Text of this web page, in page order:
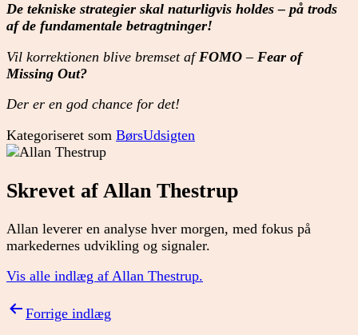
De tekniske strategier skal naturligvis holdes – på trods
af de fundamentale betragtninger!
Vil korrektionen blive bremset af FOMO – Fear of
Missing Out?
Der er en god chance for det!
Kategoriseret som BørsUdsigten
Skrevet af Allan Thestrup
Allan leverer en analyse hver morgen, med fokus på
markedernes udvikling og signaler.
Vis alle indlæg af Allan Thestrup.
Indlægsnavigation
Forrige indlæg